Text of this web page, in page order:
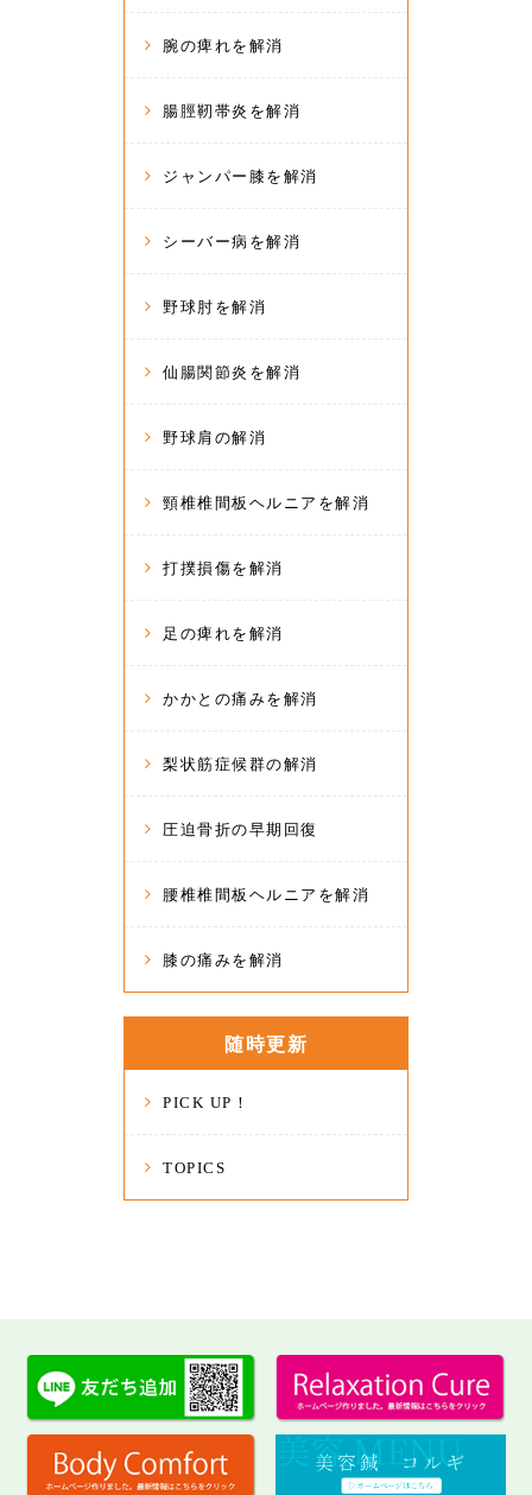
腕の痺れを解消
腸脛靭帯炎を解消
ジャンパー膝を解消
シーバー病を解消
野球肘を解消
仙腸関節炎を解消
野球肩の解消
頸椎椎間板ヘルニアを解消
打撲損傷を解消
足の痺れを解消
かかとの痛みを解消
梨状筋症候群の解消
圧迫骨折の早期回復
腰椎椎間板ヘルニアを解消
膝の痛みを解消
随時更新
PICK UP！
TOPICS